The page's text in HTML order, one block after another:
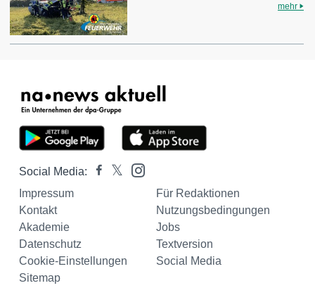
mehr
Social Media:
Impressum
Für Redaktionen
Kontakt
Nutzungsbedingungen
Akademie
Jobs
Datenschutz
Textversion
Cookie-Einstellungen
Social Media
Sitemap